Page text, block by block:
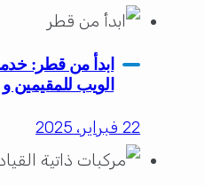
ابدأ من قطر:
الويب للمقيمين
22 فبراير، 2025